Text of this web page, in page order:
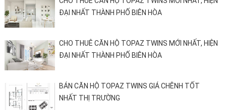
ĐẠI NHẤT THÀNH PHỐ BIÊN HÒA
CHO THUÊ CĂN HỘ TOPAZ TWINS MỚI NHẤT, HIỆN
ĐẠI NHẤT THÀNH PHỐ BIÊN HÒA
BÁN CĂN HỘ TOPAZ TWINS GIÁ CHÊNH TỐT
NHẤT THỊ TRƯỜNG